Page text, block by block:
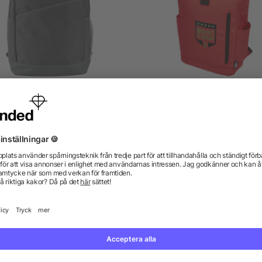
i polycanvas (600D)
från 51,87 kr
5/5 (1)
från 71,23 kr
Vi har svaren.